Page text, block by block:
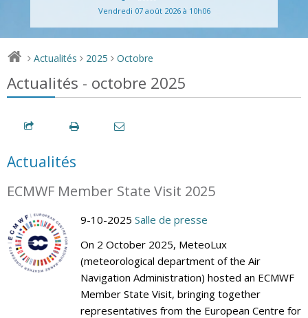
Vendredi 07 août 2026 à 10h06
> Actualités > 2025 > Octobre
Actualités - octobre 2025
Actualités
ECMWF Member State Visit 2025
9-10-2025 Salle de presse
On 2 October 2025, MeteoLux
(meteorological department of the Air
Navigation Administration) hosted an ECMWF
Member State Visit, bringing together
representatives from the European Centre for